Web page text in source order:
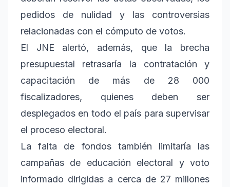
pedidos de nulidad y las controversias
relacionadas con el cómputo de votos.
El JNE alertó, además, que la brecha
presupuestal retrasaría la contratación y
capacitación de más de 28 000
fiscalizadores, quienes deben ser
desplegados en todo el país para supervisar
el proceso electoral.
La falta de fondos también limitaría las
campañas de educación electoral y voto
informado dirigidas a cerca de 27 millones